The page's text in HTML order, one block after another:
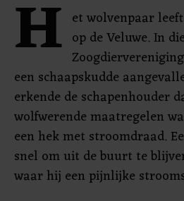
H et wolvenpaar
op de Veluwe. In
een schaapskudde
erkende de schapenhouder
wolfwerende maatregelen
een hek met stroomdraad.
snel om uit de buurt te
waar hij een pijnlijke